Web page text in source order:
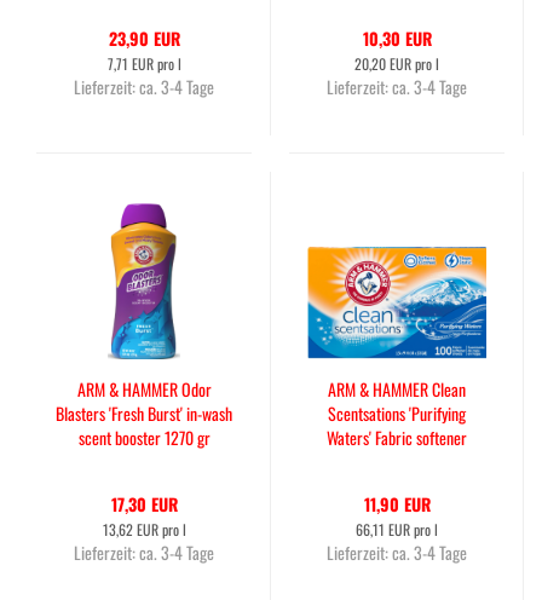
23,90 EUR
7,71 EUR pro l
Lieferzeit:ca. 3-4 Tage
10,30 EUR
20,20 EUR pro l
Lieferzeit:ca. 3-4 Tage
ARM & HAMMER Odor
Blasters 'Fresh Burst' in-wash
scent booster 1270 gr
17,30 EUR
13,62 EUR pro l
Lieferzeit:ca. 3-4 Tage
ARM & HAMMER Clean
Scentsations 'Purifying
Waters' Fabric softener
11,90 EUR
66,11 EUR pro l
Lieferzeit:ca. 3-4 Tage